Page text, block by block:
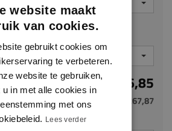
€ 146,85
m²)
€ 267,87
Aantal platen
website maakt
van cookies.
gebruikt cookies om
te verbeteren.
website te gebruiken,
u in met alle cookies in
met ons
Lees verder